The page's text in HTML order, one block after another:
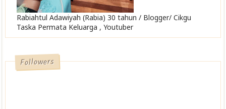
Rabiahtul Adawiyah (Rabia) 30 tahun / Blogger/ Cikgu
Taska Permata Keluarga , Youtuber
Followers